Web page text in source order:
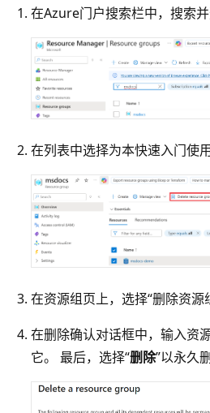
在Azure门户搜索栏中，搜索
在列表中选择为本快速入门使
在资源组页上，选择“删除资源
在删除确认对话框中，输入资
它。 最后，选择“删除”以永久